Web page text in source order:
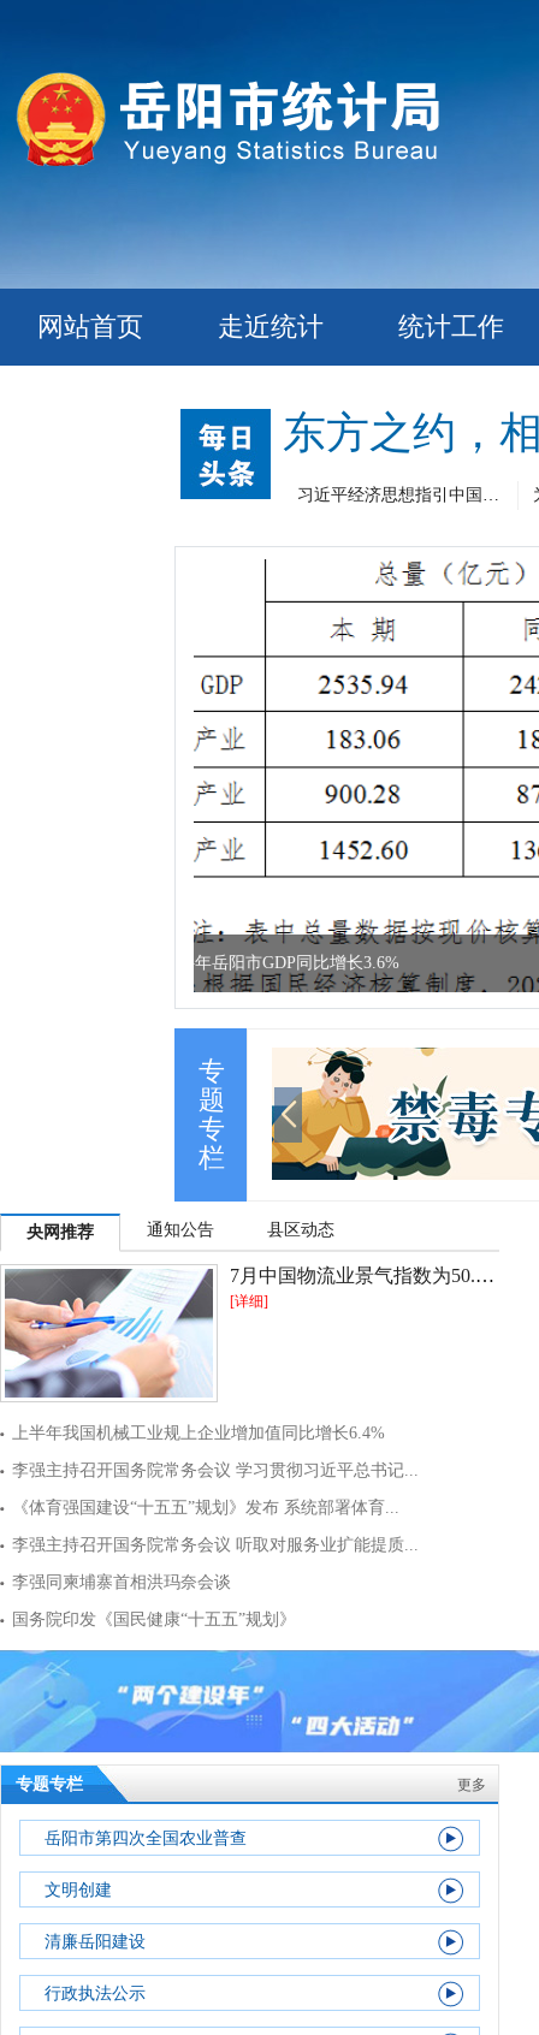
网站首页 走近统计 统计工作
习近平经济思想指引中国经济高质量发展行稳致远
市统计局开展“传承雷锋精神 共建洁净家园
专
题
专
栏
央网推荐 通知公告 县区动态
7月中国物流业景气指数为50.4% 总体保持扩张
[详细]
上半年我国机械工业规上企业增加值同比增长6.4%
李强主持召开国务院常务会议 学习贯彻习近平总书记...
《体育强国建设“十五五”规划》发布 系统部署体育...
李强主持召开国务院常务会议 听取对服务业扩能提质...
李强同柬埔寨首相洪玛奈会谈
国务院印发《国民健康“十五五”规划》
更多
专题专栏
岳阳市第四次全国农业普查
文明创建
清廉岳阳建设
行政执法公示